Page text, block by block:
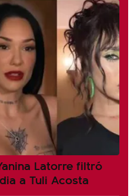
Latorre filtró
a Tuli Acosta